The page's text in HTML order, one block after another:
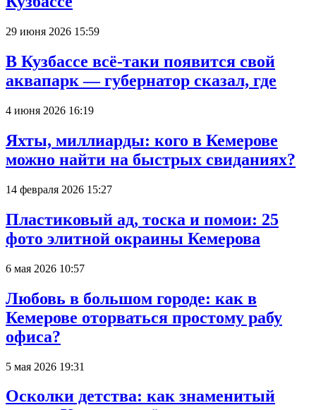
29 июня 2026 15:59
В Кузбассе всё-таки появится свой
аквапарк — губернатор сказал, где
4 июня 2026 16:19
Яхты, миллиарды: кого в Кемерове
можно найти на быстрых свиданиях?
14 февраля 2026 15:27
Пластиковый ад, тоска и помои: 25
фото элитной окраины Кемерова
6 мая 2026 10:57
Любовь в большом городе: как в
Кемерове оторваться простому рабу
офиса?
5 мая 2026 19:31
Осколки детства: как знаменитый